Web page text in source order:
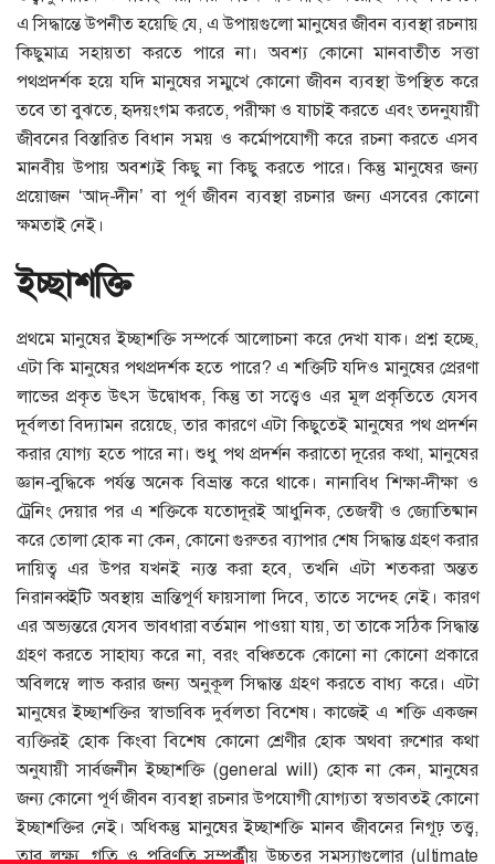
এ সিদ্ধান্তে উপনীত হয়েছি যে, এ উপায়গুলো মানুষের জীবন ব্যবস্থা রচনায়
কিছুমাত্র সহায়তা করতে পারে না। অবশ্য কোনো মানবাতীত সত্তা
পথপ্রদর্শক হয়ে যদি মানুষের সম্মুখে কোনো জীবন ব্যবস্থা উপস্থিত করে
তবে তা বুঝতে, হৃদয়ংগম করতে, পরীক্ষা ও যাচাই করতে এবং তদনুযায়ী
জীবনের বিস্তারিত বিধান সময় ও কর্মোপযোগী করে রচনা করতে এসব
মানবীয় উপায় অবশ্যই কিছু না কিছু করতে পারে। কিন্তু মানুষের জন্য
প্রয়োজন ‘আদ্‌-দীন’ বা পূর্ণ জীবন ব্যবস্থা রচনার জন্য এসবের কোনো
ক্ষমতাই নেই।
ইচ্ছাশক্তি
প্রথমে মানুষের ইচ্ছাশক্তি সম্পর্কে আলোচনা করে দেখা যাক। প্রশ্ন হচ্ছে,
এটা কি মানুষের পথপ্রদর্শক হতে পারে? এ শক্তিটি যদিও মানুষের প্রেরণা
লাভের প্রকৃত উৎস উদ্বোধক, কিন্তু তা সত্ত্বেও এর মূল প্রকৃতিতে যেসব
দূর্বলতা বিদ্যামন রয়েছে, তার কারণে এটা কিছুতেই মানুষের পথ প্রদর্শন
করার যোগ্য হতে পারে না। শুধু পথ প্রদর্শন করাতো দূরের কথা, মানুষের
জ্ঞান-বুদ্ধিকে পর্যন্ত অনেক বিভ্রান্ত করে থাকে। নানাবিধ শিক্ষা-দীক্ষা ও
ট্রেনিং দেয়ার পর এ শক্তিকে যতোদূরই আধুনিক, তেজস্বী ও জ্যোতিষ্মান
করে তোলা হোক না কেন, কোনো গুরুতর ব্যাপার শেষ সিদ্ধান্ত গ্রহণ করার
দায়িত্ব এর উপর যখনই ন্যস্ত করা হবে, তখনি এটা শতকরা অন্তত
নিরানব্বইটি অবস্থায় ভ্রান্তিপূর্ণ ফায়সালা দিবে, তাতে সন্দেহ নেই। কারণ
এর অভ্যন্তরে যেসব ভাবধারা বর্তমান পাওয়া যায়, তা তাকে সঠিক সিদ্ধান্ত
গ্রহণ করতে সাহায্য করে না, বরং বঞ্চিতকে কোনো না কোনো প্রকারে
অবিলম্বে লাভ করার জন্য অনুকূল সিদ্ধান্ত গ্রহণ করতে বাধ্য করে। এটা
মানুষের ইচ্ছাশক্তির স্বাভাবিক দুর্বলতা বিশেষ। কাজেই এ শক্তি একজন
ব্যক্তিরই হোক কিংবা বিশেষ কোনো শ্রেণীর হোক অথবা রুশোর কথা
অনুযায়ী সার্বজনীন ইচ্ছাশক্তি (general will) হোক না কেন, মানুষের
জন্য কোনো পূর্ণ জীবন ব্যবস্থা রচনার উপযোগী যোগ্যতা স্বভাবতই কোনো
ইচ্ছাশক্তির নেই। অধিকন্তু মানুষের ইচ্ছাশক্তি মানব জীবনের নিগূঢ় তত্ত্ব,
তার লক্ষ্য, গতি ও পরিণতি সম্পর্কীয় উচ্চতর সমস্যাগুলোর (ultimate